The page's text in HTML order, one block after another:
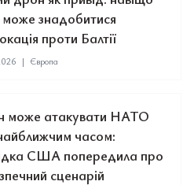
може знадобитися
проти Балтії
| Європа
може атакувати НАТО
часом:
США попередила про
сценарій